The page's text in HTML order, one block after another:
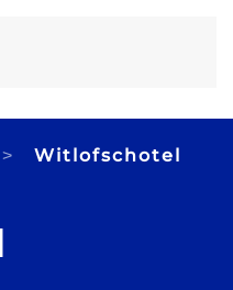
Witlofschotel